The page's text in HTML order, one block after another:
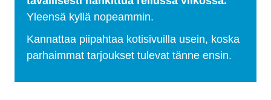
Yleensä kyllä nopeammin.
Kannattaa piipahtaa kotisivuilla usein, koska
parhaimmat tarjoukset tulevat tänne ensin.